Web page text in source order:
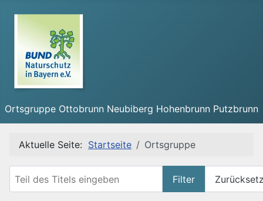
Ortsgruppe Ottobrunn Neubiberg Hohenbrunn Putzbrunn
Aktuelle Seite: Startseite Ortsgruppe
Filter